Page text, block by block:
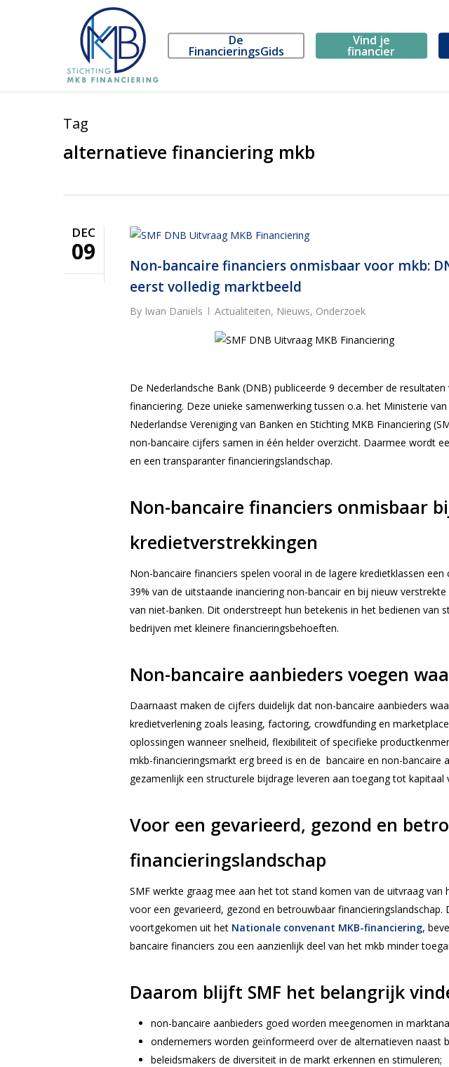
De
FinancieringsGids
Vind je
financier
Tag
alternatieve financiering mkb
DEC
09
Non-bancaire financiers onmisbaar voor mkb:
eerst volledig marktbeeld
By Iwan Daniëls Actualiteiten, Nieuws, Onderzoek
De Nederlandsche Bank (DNB) publiceerde 9 december de
financiering. Deze unieke samenwerking tussen o.a. het Ministerie
Nederlandse Vereniging van Banken en Stichting MKB Financiering
non-bancaire cijfers samen in één helder overzicht. Daarmee wordt
en een transparanter financieringslandschap.
Non-bancaire financiers onmisbaar
kredietverstrekkingen
Non-bancaire financiers spelen vooral in de lagere kredietklassen
39% van de uitstaande inanciering non-bancair en bij nieuw
van niet-banken. Dit onderstreept hun betekenis in het bedienen van
bedrijven met kleinere financieringsbehoeften.
Non-bancaire aanbieders voegen
Daarnaast maken de cijfers duidelijk dat non-bancaire aanbieders
kredietverlening zoals leasing, factoring, crowdfunding en
oplossingen wanneer snelheid, flexibiliteit of specifieke
mkb-financieringsmarkt erg breed is en de bancaire en non-bancaire
gezamenlijk een structurele bijdrage leveren aan toegang tot kapitaal
Voor een gevarieerd, gezond en
financieringslandschap
SMF werkte graag mee aan het tot stand komen van de uitvraag van
voor een gevarieerd, gezond en betrouwbaar
voortgekomen uit het Nationale convenant MKB-financiering,
bancaire financiers zou een aanzienlijk deel van het mkb minder
Daarom blijft SMF het belangrijk
non-bancaire aanbieders goed worden meegenomen in
ondernemers worden geïnformeerd over de alternatieven naast
beleidsmakers de diversiteit in de markt erkennen en stimuleren;